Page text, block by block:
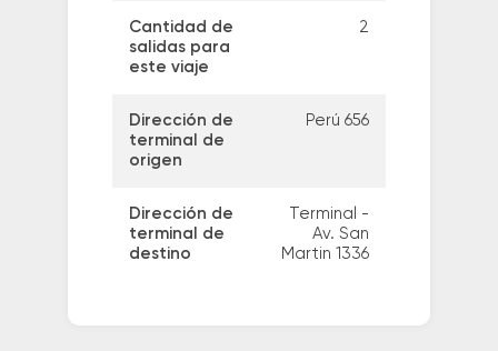
Cantidad de
salidas para
este viaje
2
Dirección de
terminal de
origen
Perú 656
Dirección de
terminal de
destino
Terminal -
Av. San
Martin 1336